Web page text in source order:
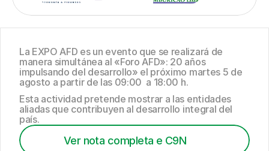
La EXPO AFD es un evento que se realizará de
manera simultánea al «Foro AFD»: 20 años
impulsando del desarrollo» el próximo martes 5 de
agosto a partir de las 09:00  a 18:00 h.
Esta actividad pretende mostrar a las entidades
aliadas que contribuyen al desarrollo integral del
país.
Ver nota completa e C9N